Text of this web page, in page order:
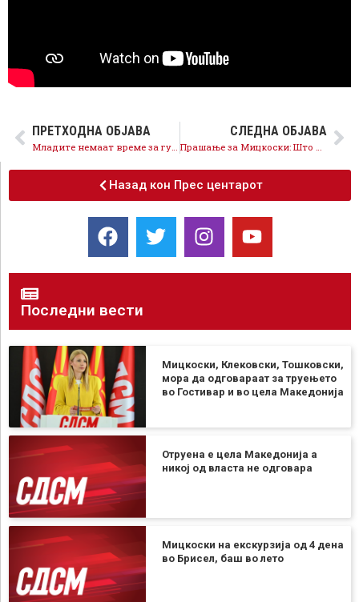
ПРЕТХОДНА ОБЈАВА СЛЕДНА ОБЈАВА
Назад кон Прес центарот
Последни вести
Мицкоски, Клековски, Тошковски,
мора да одговараат за труењето
во Гостивар и во цела Македонија
Отруена е цела Македонија а
никој од власта не одговара
Мицкоски на екскурзија од 4 дена
во Брисел, баш во лето